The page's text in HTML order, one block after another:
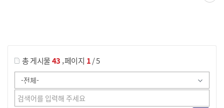
총 게시물43 ,페이지 1/ 5